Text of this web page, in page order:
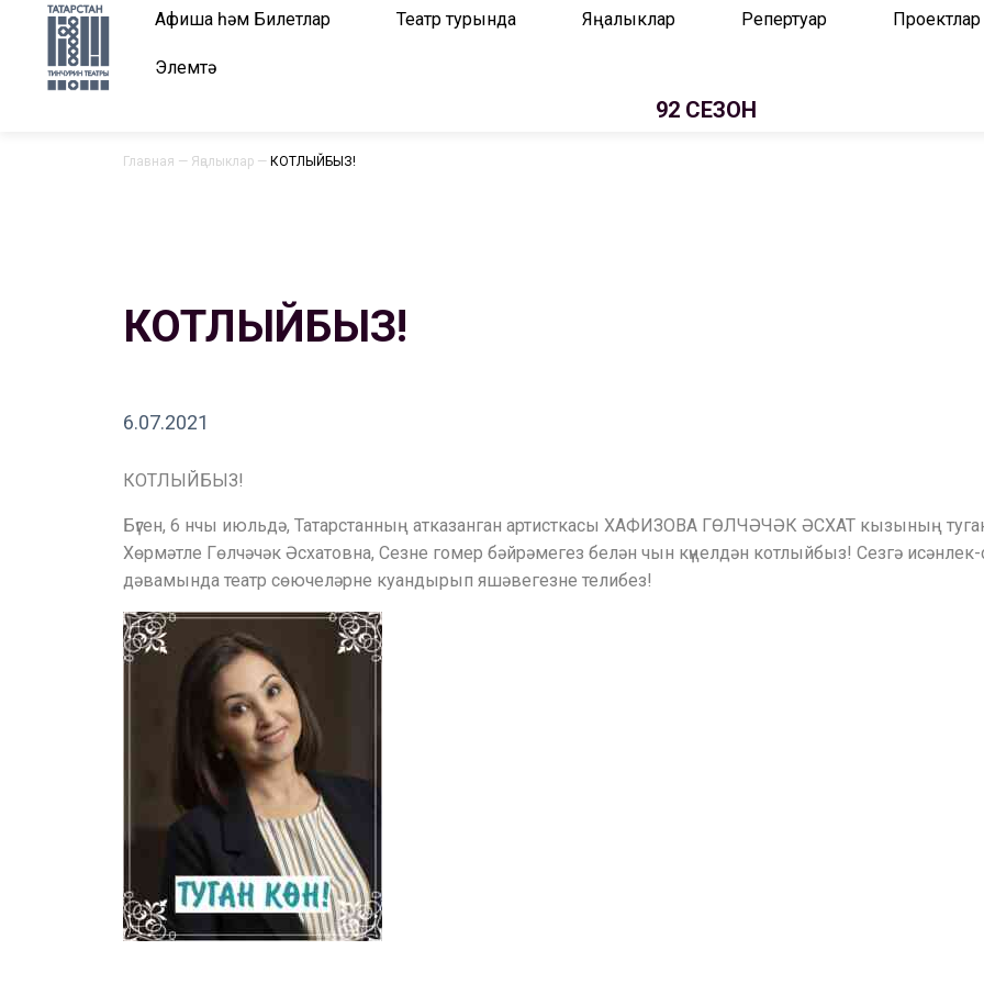
Афиша һәм Билетлар Театр турында Яңалыклар Репертуар Проектлар
Элемтә
92 СЕЗОН
Главная — Яңалыклар — КОТЛЫЙБЫЗ!
КОТЛЫЙБЫЗ!
6.07.2021
КОТЛЫЙБЫЗ!
Бүген, 6 нчы июльдә, Татарстанның атказанган артисткасы ХАФИЗОВА ГӨЛЧӘЧӘК ӘСХАТ кызының
Хөрмәтле Гөлчәчәк Әсхатовна, Сезне гомер бәйрәмегез белән чын күңелдән котлыйбыз! Сезгә
дәвамында театр сөючеләрне куандырып яшәвегезне телибез!